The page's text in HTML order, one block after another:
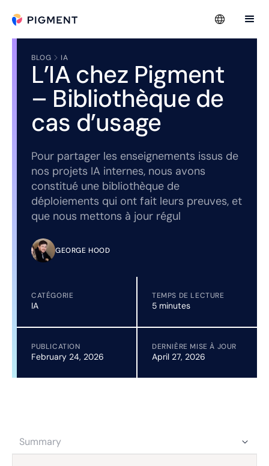
BLOG IA
L’IA chez Pigment
– Bibliothèque de
cas d’usage
Pour partager les enseignements issus de
nos projets IA internes, nous avons
constitué une bibliothèque de
déploiements qui ont fait leurs preuves, et
que nous mettons à jour régul
GEORGE HOOD
CATÉGORIE
IA
TEMPS DE LECTURE
5 minutes
PUBLICATION
February 24, 2026
DERNIÈRE MISE À JOUR
April 27, 2026
Summary